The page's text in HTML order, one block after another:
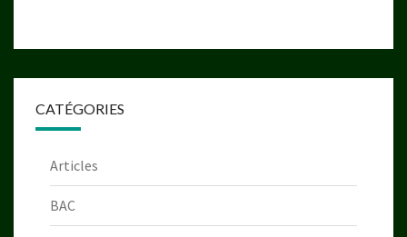
CATÉGORIES
Articles
BAC